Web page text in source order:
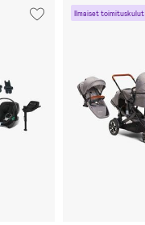
Ilmaiset toimituskulut